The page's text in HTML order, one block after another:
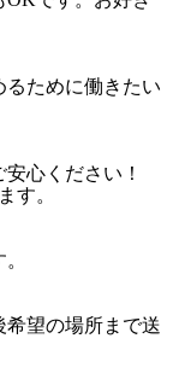
るために働きたい
心ください！
す。
希望の場所まで送